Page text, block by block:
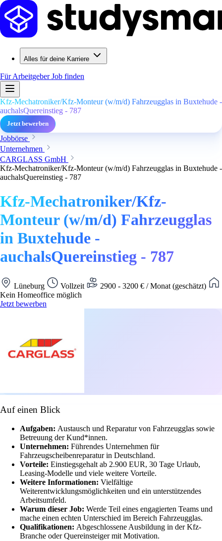
Alles für deine Karriere
Für ArbeitgeberJob finden
Kfz-Mechatroniker/Kfz-Monteur (w/m/d) Fahrzeugglas in Buxtehude -
auchalsQuereinstieg - 787
Jetzt bewerben
Jobbörse
Unternehmen
CARGLASS GmbH
Kfz-Mechatroniker/Kfz-Monteur (w/m/d) Fahrzeugglas in Buxtehude -
auchalsQuereinstieg - 787
Kfz-Mechatroniker/Kfz-
Monteur (w/m/d) Fahrzeugglas
in Buxtehude -
auchalsQuereinstieg - 787
Lüneburg Vollzeit
2900 - 3200 € / Monat (geschätzt)
Kein Homeoffice möglich
Jetzt bewerben
Auf einen Blick
Aufgaben: Austausch und Reparatur von Fahrzeugglas sowie
Betreuung der Kund*innen.
Unternehmen: Führendes Unternehmen für
Fahrzeugscheibenreparatur in Deutschland.
Vorteile: Einstiegsgehalt ab 2.900 EUR, 30 Tage Urlaub,
Leasing-Modelle und viele weitere Vorteile.
Weitere Informationen: Vielfältige
Weiterentwicklungsmöglichkeiten und ein unterstützendes
Arbeitsumfeld.
Warum dieser Job: Werde Teil eines engagierten Teams und
mache einen echten Unterschied im Bereich Fahrzeugglas.
Qualifikationen: Abgeschlossene Ausbildung in der Kfz-
Branche oder Quereinsteiger mit Motivation.